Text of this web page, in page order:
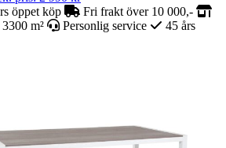
öppet köp
Fri frakt över 10 000,-
m²
Personlig service
45 års